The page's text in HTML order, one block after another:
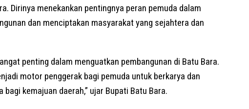
Dirinya menekankan pentingnya peran pemuda dalam
dan menciptakan masyarakat yang sejahtera dan
penting dalam menguatkan pembangunan di Batu Bara.
motor penggerak bagi pemuda untuk berkarya dan
kemajuan daerah,” ujar Bupati Batu Bara.